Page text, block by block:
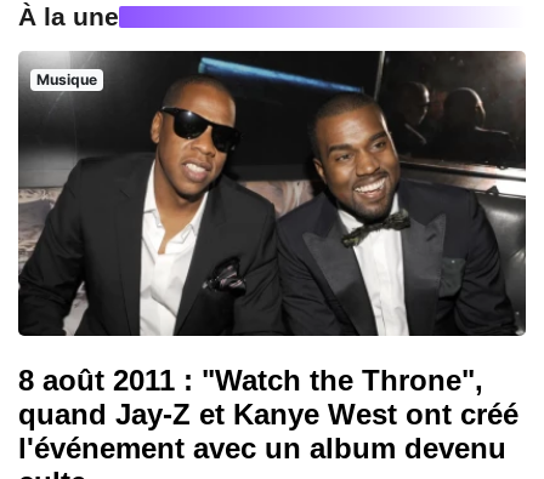
À la une
Musique
8 août 2011 : "Watch the Throne",
quand Jay-Z et Kanye West ont créé
l'événement avec un album devenu